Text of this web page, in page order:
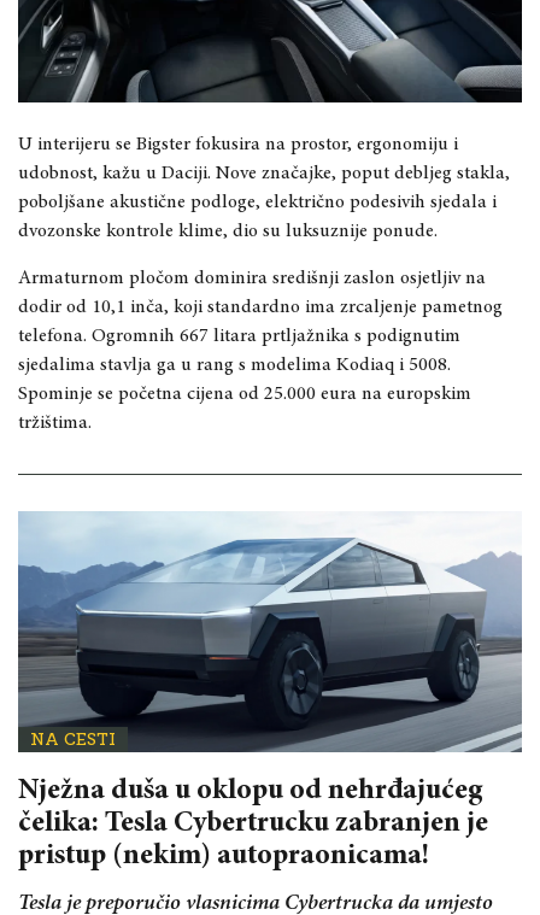
U interijeru se Bigster fokusira na prostor, ergonomiju i
udobnost, kažu u Daciji. Nove značajke, poput debljeg stakla,
poboljšane akustične podloge, električno podesivih sjedala i
dvozonske kontrole klime, dio su luksuznije ponude.
Armaturnom pločom dominira središnji zaslon osjetljiv na
dodir od 10,1 inča, koji standardno ima zrcaljenje pametnog
telefona. Ogromnih 667 litara prtljažnika s podignutim
sjedalima stavlja ga u rang s modelima Kodiaq i 5008.
Spominje se početna cijena od 25.000 eura na europskim
tržištima.
NA CESTI
Nježna duša u oklopu od nehrđajućeg
čelika: Tesla Cybertrucku zabranjen je
pristup (nekim) autopraonicama!
Tesla je preporučio vlasnicima Cybertrucka da umjesto